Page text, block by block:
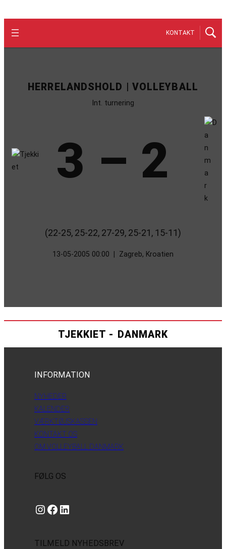
KONTAKT
HERRELANDSHOLD | VOLLEYBALL
Int. turnering
3 – 2
(22-25, 25-22, 27-29, 25-21, 15-11)
13-05-2005 00:00 Zagreb, Kroatien
TJEKKIET - DANMARK
INFORMATION
NYHEDER
KALENDER
VÆRKTØJSKASSEN
KONTAKT OS
OM VOLLEYBALL DANMARK
FØLG OS
Instagram https://www.facebook.com/danishbeachvolleytour LinkedIn
TILMELD NYHEDSBREV